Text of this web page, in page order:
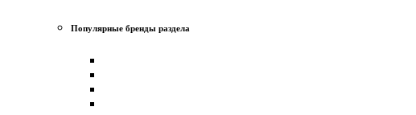
Популярные бренды раздела